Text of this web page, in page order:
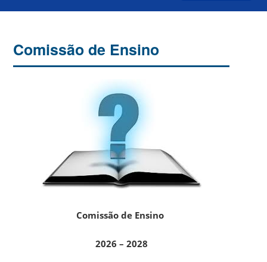
Comissão de Ensino
Comissão de Ensino
2026 – 2028